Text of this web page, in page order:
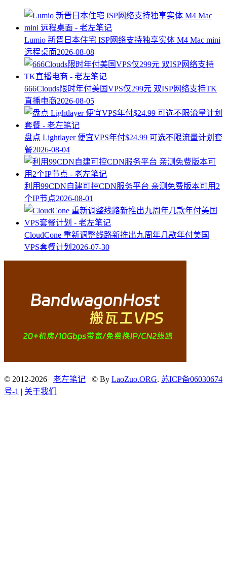
Lumio 新晋日本住宅 ISP网络支持独享实体 M4 Mac mini
远程桌面2026-08-08
666Clouds限时年付美国VPS仅299元 双ISP网络支持TK
直播电商2026-08-05
盘点 Lightlayer 便宜VPS年付$24.99 可选不限流量计划套
餐2026-08-04
利用99CDN自建可控CDN服务平台 亲测免费版本可用2
个IP节点2026-08-01
CloudCone 重新调整线路新推出九周年几款年付美国
VPS套餐计划 2026-07-30
© 2012-2026 老左笔记 © By LaoZuo.ORG. 苏ICP备06030674
号-1 | 关于我们